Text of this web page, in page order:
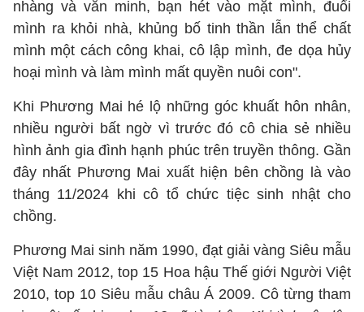
nhàng và văn minh, bạn hét vào mặt mình, đuổi
mình ra khỏi nhà, khủng bố tinh thần lẫn thể chất
mình một cách công khai, cô lập mình, đe dọa hủy
hoại mình và làm mình mất quyền nuôi con".
Khi Phương Mai hé lộ những góc khuất hôn nhân,
nhiều người bất ngờ vì trước đó cô chia sẻ nhiều
hình ảnh gia đình hạnh phúc trên truyền thông. Gần
đây nhất Phương Mai xuất hiện bên chồng là vào
tháng 11/2024 khi cô tổ chức tiệc sinh nhật cho
chồng.
Phương Mai sinh năm 1990, đạt giải vàng Siêu mẫu
Việt Nam 2012, top 15 Hoa hậu Thế giới Người Việt
2010, top 10 Siêu mẫu châu Á 2009. Cô từng tham